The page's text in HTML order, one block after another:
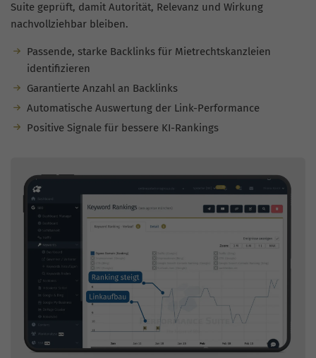
Suite geprüft, damit Autorität, Relevanz und Wirkung
nachvollziehbar bleiben.
Passende, starke Backlinks für Mietrechtskanzleien
identifizieren
Garantierte Anzahl an Backlinks
Automatische Auswertung der Link-Performance
Positive Signale für bessere KI-Rankings